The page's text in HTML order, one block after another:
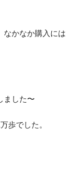
なかなか購入には
ました〜
歩でした。